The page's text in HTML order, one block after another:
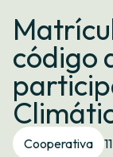
Tarifas
Servizos
Empresas
La
Contacto
Trámites
código
Cooperativa